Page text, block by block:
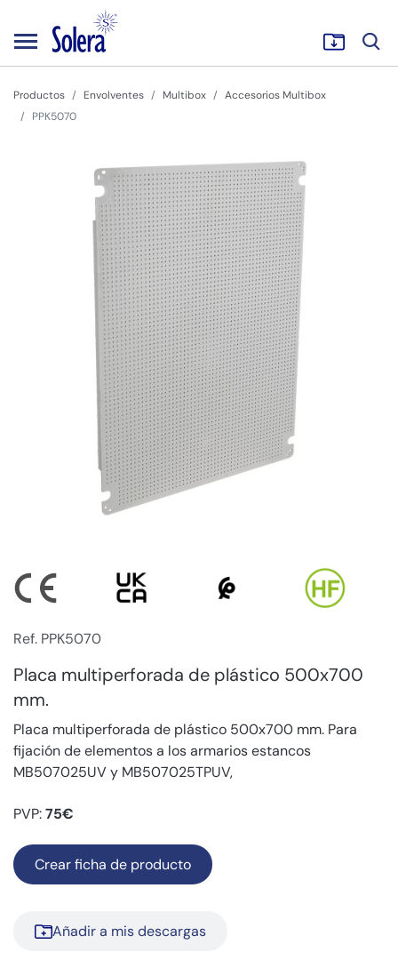
Productos Envolventes Multibox
Accesorios Multibox
PPK5070
Ref. PPK5070
Placa multiperforada de plástico 500x700
mm.
Placa multiperforada de plástico 500x700 mm. Para
fijación de elementos a los armarios estancos
MB507025UV y MB507025TPUV,
PVP:75€
Crear ficha de producto
Añadir a mis descargas